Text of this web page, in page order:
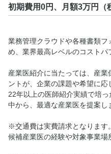
初期費用0円、月額3万円
業務管理クラウドや各種書類
め、業界最高レベルのコストパ
産業医紹介に当たっては、産
ントが、企業の課題や希望に応
22年以上の医師紹介実績で培っ
中から、最適な産業医を提案し
※交通費は実費請求となります
候補産業医の経験や対象事業場